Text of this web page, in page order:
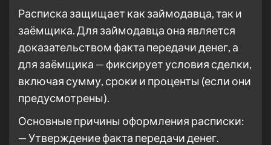
Расписка защищает как займодавца, так и
заёмщика. Для займодавца она является
доказательством факта передачи денег, а
для заёмщика — фиксирует условия сделки,
включая сумму, сроки и проценты (если они
предусмотрены).
Основные причины оформления расписки:
— Утверждение факта передачи денег.